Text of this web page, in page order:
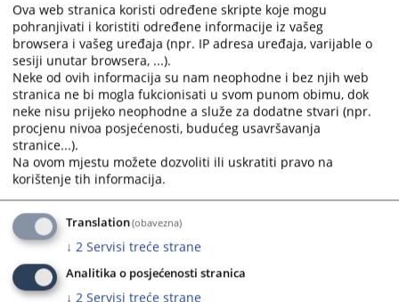
the
question
mark
key
to
get
the
keyboard
shortcuts
changing
dates.
the
question
mark
key
to
get
the
keyboard
shortcuts
dates.
12.01.2022.
Obrazac praćenja realizacije ugovora 2021-4
07.10.2021.
Obrazac praćenja realizacije ugovora 2021-3
07.07.2021.
Obrazac praćenja realizacije ugovora 2021-2
15.04.2021.
11.01.2021.
Obrazac praćenja realizacije ugovora 2020-4
Ova web stranica koristi određene skripte koje mogu
pohranjivati i koristiti određene informacije iz vašeg
browsera i vašeg uređaja (npr. IP adresa uređaja, varijable o
sesiji unutar browsera, ...).
Neke od ovih informacija su nam neophodne i bez njih web
stranica ne bi mogla fukcionisati u svom punom obimu, dok
neke nisu prijeko neophodne a služe za dodatne stvari (npr.
procjenu nivoa posjećenosti, budućeg usavršavanja
stranice...).
Na ovom mjestu možete dozvoliti ili uskratiti pravo na
korištenje tih informacija.
Translation(obavezna)
↓ 2 Servisi treće strane
Analitika o posjećenosti stranica
↓ 2 Servisi treće strane